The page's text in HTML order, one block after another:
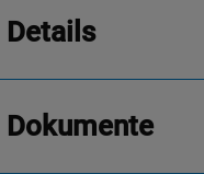
Details
Dokumente